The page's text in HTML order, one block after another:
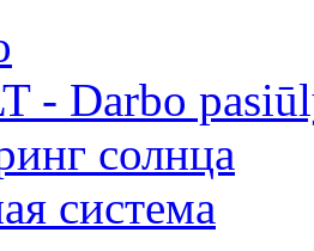
- Darbo
солнца
система